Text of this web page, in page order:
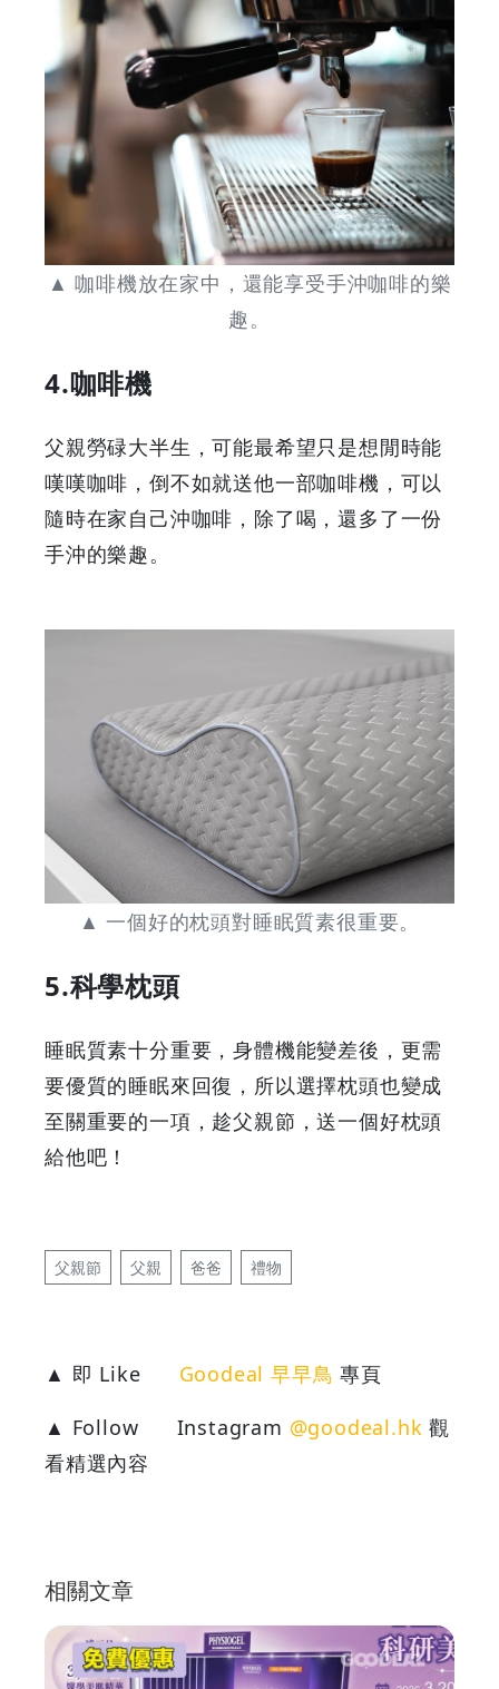
▲ 咖啡機放在家中，還能享受手沖咖啡的樂
趣。
4.咖啡機
父親勞碌大半生，可能最希望只是想閒時能
嘆嘆咖啡，倒不如就送他一部咖啡機，可以
隨時在家自己沖咖啡，除了喝，還多了一份
手沖的樂趣。
▲ 一個好的枕頭對睡眠質素很重要。
5.科學枕頭
睡眠質素十分重要，身體機能變差後，更需
要優質的睡眠來回復，所以選擇枕頭也變成
至關重要的一項，趁父親節，送一個好枕頭
給他吧！
父親節 父親 爸爸 禮物
▲ 即 Like Goodeal 早早鳥 專頁
▲ Follow
Instagram @goodeal.hk 觀
看精選內容
相關文章